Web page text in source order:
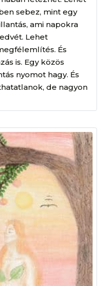
sebez, mint egy
ami napokra
Lehet
És
is. Egy közös
nyomot hagy. És
de nagyon